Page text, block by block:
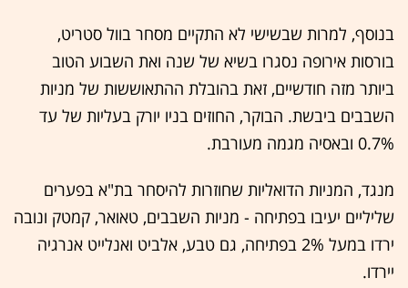
בנוסף, למרות שבשישי לא התקיים מסחר בוול סטריט,
בורסות אירופה נסגרו בשיא של שנה ואת השבוע הטוב
ביותר מזה חודשיים, זאת בהובלת ההתאוששות של מניות
השבבים ביבשת. הבוקר, החוזים בניו יורק בעליות של עד
0.7% ובאסיה מגמה מעורבת.
מנגד, המניות הדואליות שחוזרות להיסחר בת"א בפערים
שליליים יעיבו בפתיחה - מניות השבבים, טאואר, קמטק ונובה
ירדו במעל 2% בפתיחה, גם טבע, אלביט ואנלייט אנרגיה
יירדו.